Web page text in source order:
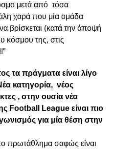
μετά από τόσα
χαρά που μία ομάδα
βρίσκεται (κατά την άποψή
κόσμου της, στις
τα πράγματα είναι λίγο
κατηγορία, νέος
, στην ουσία νέα
Football League είναι πιο
για μία θέση στην
πρωτάθλημα σαφώς είναι